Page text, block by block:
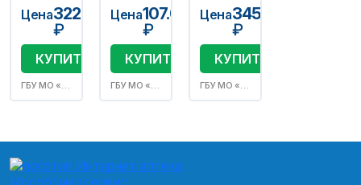
Цена322.00
₽
КУПИТЬ
ГБУ МО «Мособлмедсервис» №313 Аптека МО, г. Истра, ул. Ленина, д.2
Цена107.00
₽
КУПИТЬ
ГБУ МО «Мособлмедсервис» №313 Аптека МО, г. Истра, ул. Ленина, д.2
Цена345.00
₽
КУПИТЬ
ГБУ МО «Мособлмедсервис» №313 Аптека МО, г. Истра, ул. Ленина, д.2